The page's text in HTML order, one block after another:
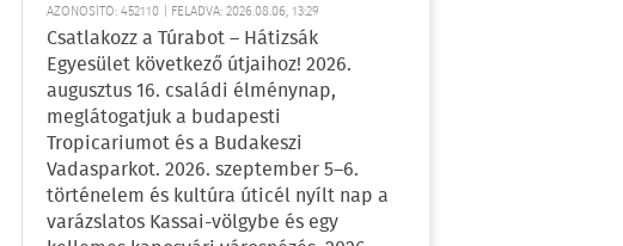
AZONOSÍTÓ: 452110 | FELADVA: 2026.08.06, 13:29
Csatlakozz a Túrabot – Hátizsák
Egyesület következő útjaihoz! 2026.
augusztus 16. családi élménynap,
meglátogatjuk a budapesti
Tropicariumot és a Budakeszi
Vadasparkot. 2026. szeptember 5–6.
történelem és kultúra úticél nyílt nap a
varázslatos Kassai-völgybe és egy